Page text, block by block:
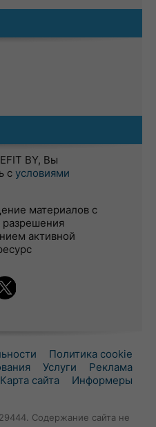
BY, Вы
с условиями
материалов с
разрешения
активной
Политика cookie
Услуги
Реклама
Карта сайта Информеры
Содержание сайта не